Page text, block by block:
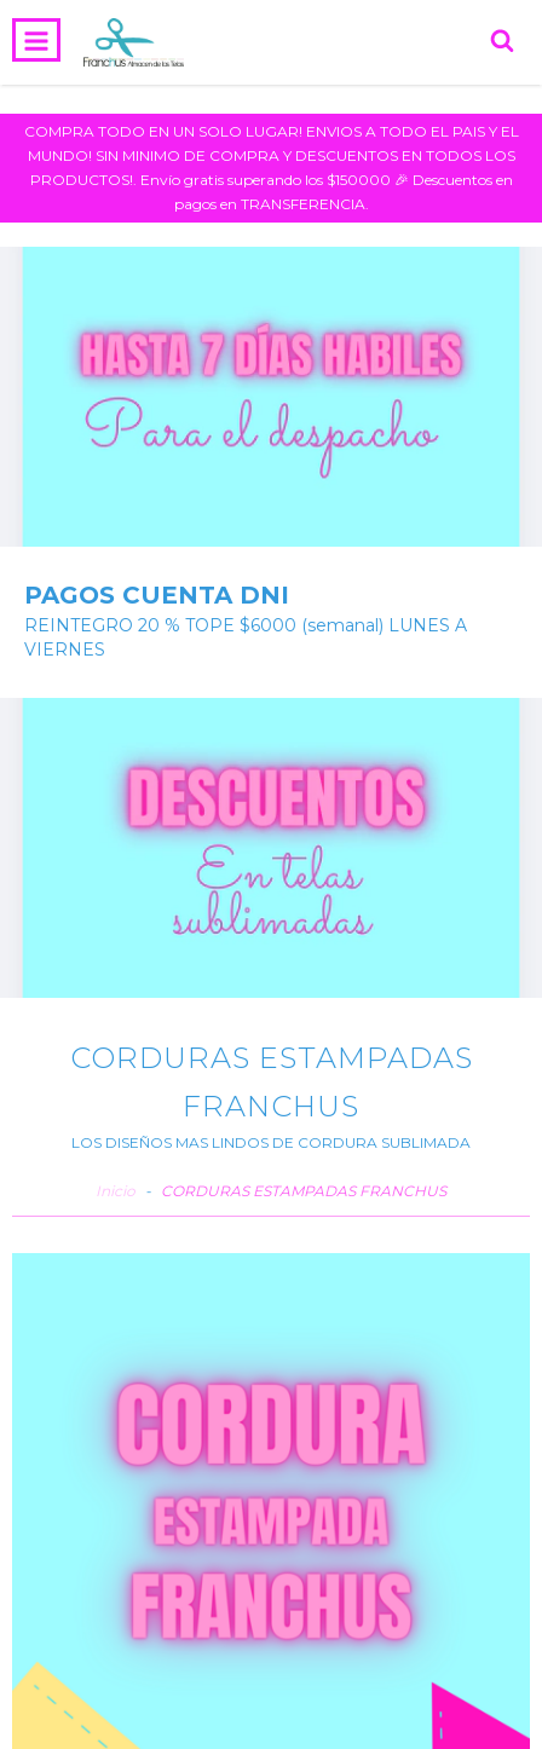
COMPRA TODO EN UN SOLO LUGAR! ENVIOS A TODO EL PAIS Y EL
MUNDO! SIN MINIMO DE COMPRA Y DESCUENTOS EN TODOS LOS
PRODUCTOS!. Envío gratis superando los $150000 🎉 Descuentos en
pagos en TRANSFERENCIA.
PAGOS CUENTA DNI
REINTEGRO 20 % TOPE $6000 (semanal) LUNES A
VIERNES
CORDURAS ESTAMPADAS
FRANCHUS
LOS DISEÑOS MAS LINDOS DE CORDURA SUBLIMADA
Inicio - CORDURAS ESTAMPADAS FRANCHUS